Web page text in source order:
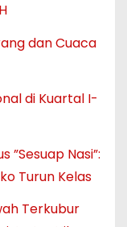
dan Cuaca
di Kuartal I-
Nasi”:
Turun Kelas
Terkubur